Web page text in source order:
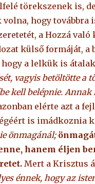
törekszenek is,
hogy
a Hozzá
külső formáját, a
a lelkük is
vagyis betöltötte a
kell belépnie.
elérte azt a
is imádkoznia
önmagánál;
hanem éljen
Mert a Krisztus
énnek, hogy az